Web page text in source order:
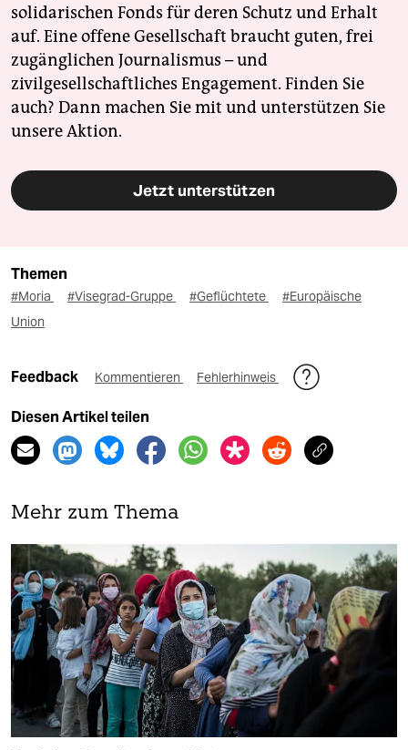
solidarischen Fonds für deren Schutz und Erhalt
auf. Eine offene Gesellschaft braucht guten, frei
zugänglichen Journalismus – und
zivilgesellschaftliches Engagement. Finden Sie
auch? Dann machen Sie mit und unterstützen Sie
unsere Aktion.
Jetzt unterstützen
Themen
#Moria #Visegrad-Gruppe #Geflüchtete
#Europäische
Union
Feedback Kommentieren Fehlerhinweis
Diesen Artikel teilen
Mehr zum Thema